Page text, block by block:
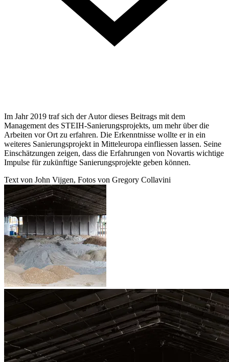
Im Jahr 2019 traf sich der Autor dieses Beitrags mit dem
Management des STEIH-Sanierungsprojekts, um mehr über die
Arbeiten vor Ort zu erfahren. Die Erkenntnisse wollte er in ein
weiteres Sanierungsprojekt in Mitteleuropa einfliessen lassen. Seine
Einschätzungen zeigen, dass die Erfahrungen von Novartis wichtige
Impulse für zukünftige Sanierungsprojekte geben können.
Text von John Vijgen, Fotos von Gregory Collavini